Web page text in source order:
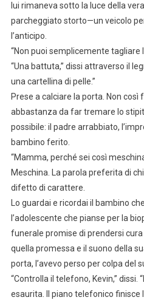
lui rimaneva sotto la luce della
parcheggiato storto—un veicolo
l’anticipo.
“Non puoi semplicemente tagliare
“Una battuta,” dissi attraverso il
una cartellina di pelle.”
Prese a calciare la porta. Non
abbastanza da far tremare lo
possibile: il padre arrabbiato,
bambino ferito.
“Mamma, perché sei così
Meschina. La parola preferita di
difetto di carattere.
Lo guardai e ricordai il bambino
l’adolescente che pianse per la
funerale promise di prendersi
quella promessa e il suono della
porta, l’avevo perso per colpa del
“Controlla il telefono, Kevin,” dissi.
esaurita. Il piano telefonico finisce